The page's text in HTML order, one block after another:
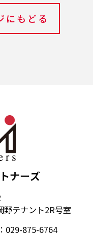
にもどる
ナーズ
テナント2R号室
029-875-6764